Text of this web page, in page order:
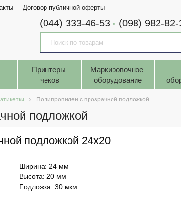
Договор публичной оферты
(044) 333-46-53 (098) 982-82-
Принтеры
чеков
Маркировочное
оборудование
Полипропилен с прозрачной подложкой
подложкой
подложкой 24х20
Ширина: 24 мм
Высота: 20 мм
Подложка: 30 мкм